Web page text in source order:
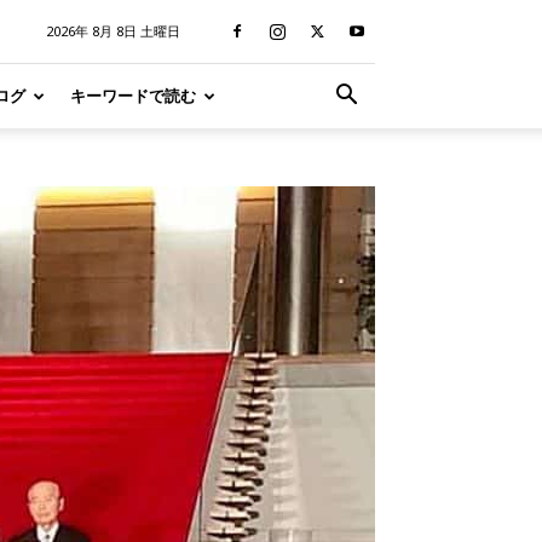
2026年 8月 8日 土曜日
グ キーワードで読む